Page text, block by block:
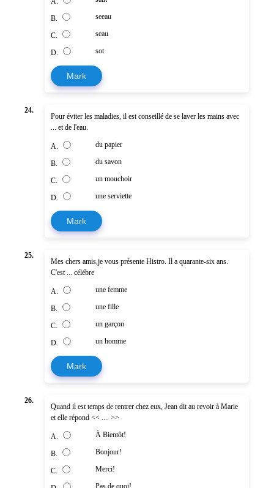
B. seeau
C. seau
D. sot
Mark
24.
Pour éviter les maladies, il est conseillé de se laver les mains avec
... et de l'eau.
A. du papier
B. du savon
C. un mouchoir
D. une serviette
Mark
25.
Mes chers amis,je vous présente Histro. Il a quarante-six ans.
C'est ... célébre
A. une femme
B. une fille
C. un garçon
D. un homme
Mark
26.
Quand il est temps de rentrer chez eux, Jean dit au revoir à Marie
et elle répond << .... >>
A. À Bientôt!
B. Bonjour!
C. Merci!